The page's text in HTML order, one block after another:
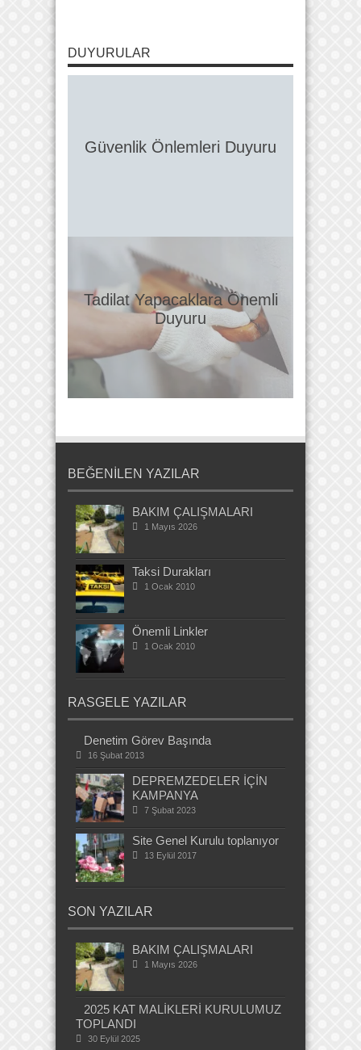
DUYURULAR
Güvenlik Önlemleri Duyuru
Tadilat Yapacaklara Önemli
Duyuru
BEĞENİLEN YAZILAR
BAKIM ÇALIŞMALARI
1 Mayıs 2026
Taksi Durakları
1 Ocak 2010
Önemli Linkler
1 Ocak 2010
RASGELE YAZILAR
Denetim Görev Başında
16 Şubat 2013
DEPREMZEDELER İÇİN
KAMPANYA
7 Şubat 2023
Site Genel Kurulu toplanıyor
13 Eylül 2017
SON YAZILAR
BAKIM ÇALIŞMALARI
1 Mayıs 2026
2025 KAT MALİKLERİ KURULUMUZ
TOPLANDI
30 Eylül 2025